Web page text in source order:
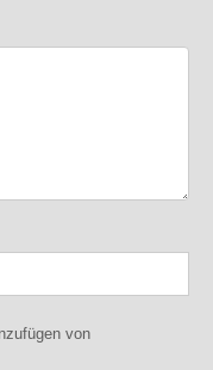
von